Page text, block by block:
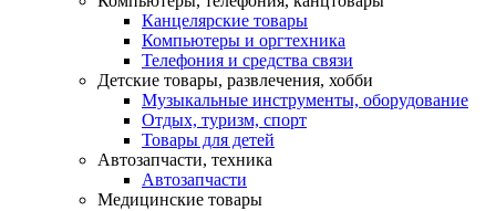
Канцелярские товары
Компьютеры и оргтехника
Телефония и средства связи
Детские товары, развлечения, хобби
Музыкальные инструменты, оборудование
Отдых, туризм, спорт
Товары для детей
Автозапчасти, техника
Автозапчасти
Медицинские товары